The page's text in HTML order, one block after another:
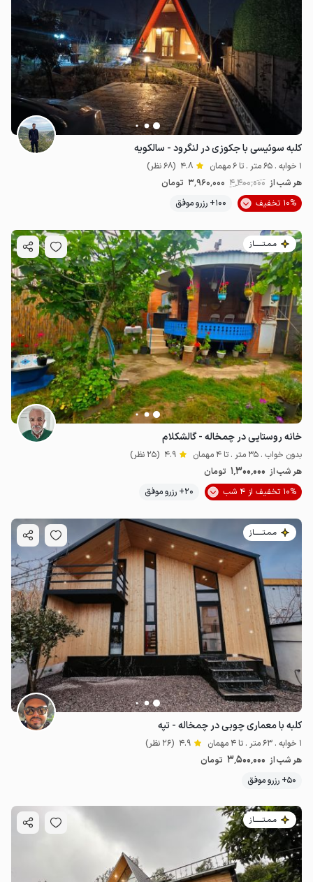
کلبه سوئیسی با جکوزی در لنگرود - سالکویه
1 خوابه . 65 متر . تا 6 مهمان 4.8 (68 نظر)
هر شب از 4٬400٬000 3٬960٬000 تومان
10% تخفیف
100+ رزرو موفق
مـمـتــــــاز
خانه روستایی در چمخاله - گالشکلام
بدون خواب . 35 متر . تا 4 مهمان 4.9 (25 نظر)
هر شب از 1٬300٬000 تومان
10% تخفیف از 4 شب
20+ رزرو موفق
مـمـتــــــاز
کلبه با معماری چوبی در چمخاله - تپه
1 خوابه . 63 متر . تا 4 مهمان 4.9 (26 نظر)
هر شب از 3٬500٬000 تومان
50+ رزرو موفق
مـمـتــــــاز